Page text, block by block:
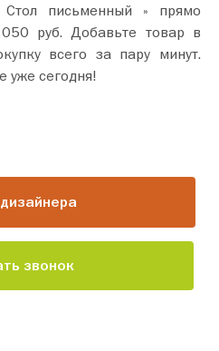
письменный » прямо
товар в
всего за пару минут.
уже сегодня!
звонок